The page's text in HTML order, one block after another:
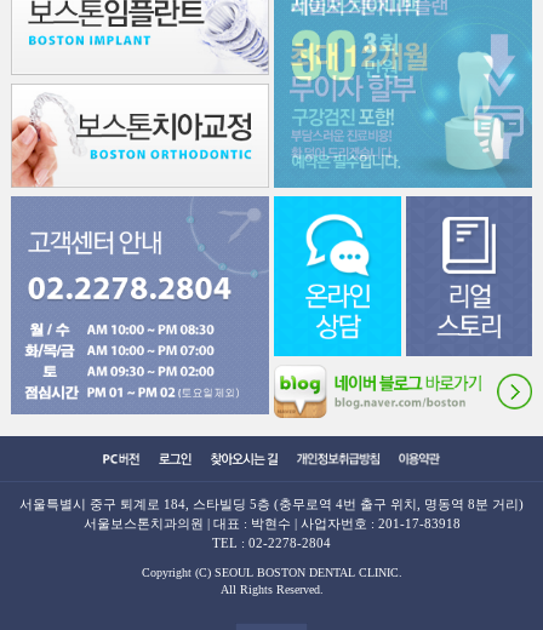
서울특별시 중구 퇴계로 184, 스타빌딩 5층 (충무로역 4번 출구 위치, 명동역 8분 거리)
서울보스톤치과의원 | 대표 : 박현수 | 사업자번호 : 201-17-83918
TEL : 02-2278-2804
Copyright (C) SEOUL BOSTON DENTAL CLINIC.
All Rights Reserved.